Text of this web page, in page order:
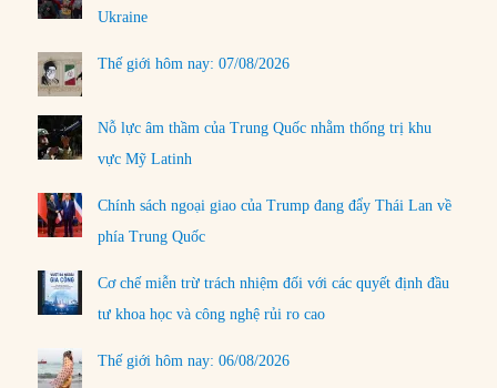
Ukraine
Thế giới hôm nay: 07/08/2026
Nỗ lực âm thầm của Trung Quốc nhằm thống trị khu
vực Mỹ Latinh
Chính sách ngoại giao của Trump đang đẩy Thái Lan về
phía Trung Quốc
Cơ chế miễn trừ trách nhiệm đối với các quyết định đầu
tư khoa học và công nghệ rủi ro cao
Thế giới hôm nay: 06/08/2026